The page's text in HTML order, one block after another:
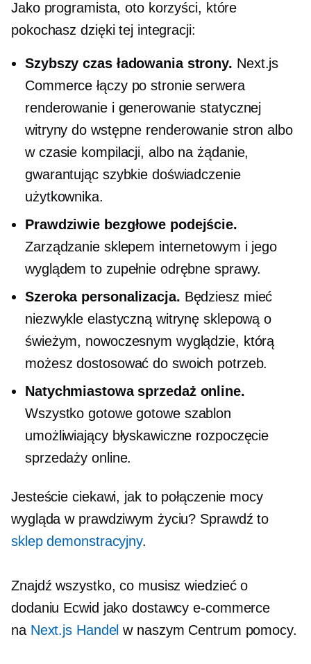
Jako programista, oto korzyści, które
pokochasz dzięki tej integracji:
Szybszy czas ładowania strony. Next.js
Commerce łączy po stronie serwera
renderowanie i generowanie statycznej
witryny do wstępne renderowaniestron albo
w czasie kompilacji, albo na żądanie,
gwarantując szybkie doświadczenie
użytkownika.
Prawdziwie bezgłowe podejście.
Zarządzanie sklepem internetowym i jego
wyglądem to zupełnie odrębne sprawy.
Szeroka personalizacja. Będziesz mieć
niezwykle elastyczną witrynę sklepową o
świeżym, nowoczesnym wyglądzie, którą
możesz dostosować do swoich potrzeb.
Natychmiastowa sprzedaż online.
Wszystko gotowegotoweszablon
umożliwiający błyskawiczne rozpoczęcie
sprzedaży online.
Jesteście ciekawi, jak to połączenie mocy
wygląda w prawdziwym życiu? Sprawdź to
sklep demonstracyjny.
Znajdź wszystko, co musisz wiedzieć o
dodaniu Ecwid jako dostawcy e-commerce
na Next.js Handel w naszym Centrum pomocy.